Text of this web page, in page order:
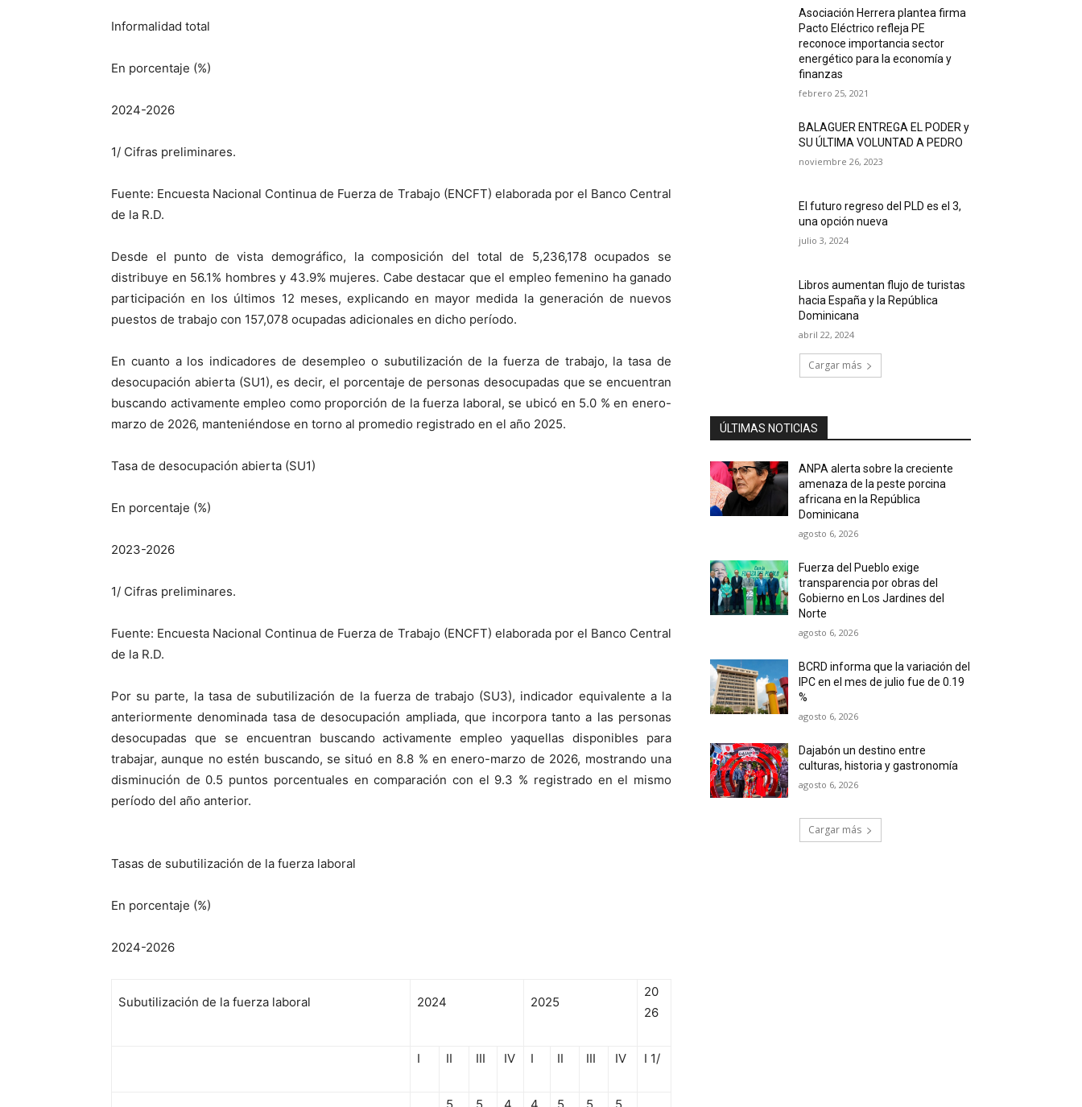
Informalidad total
En porcentaje (%)
2024-2026
1/ Cifras preliminares.
Fuente: Encuesta Nacional Continua de Fuerza de Trabajo (ENCFT) elaborada por el Banco Central
de la R.D.
Desde el punto de vista demográfico, la composición del total de 5,236,178 ocupados se
distribuye en 56.1% hombres y 43.9% mujeres. Cabe destacar que el empleo femenino ha ganado
participación en los últimos 12 meses, explicando en mayor medida la generación de nuevos
puestos de trabajo con 157,078 ocupadas adicionales en dicho período.
En cuanto a los indicadores de desempleo o subutilización de la fuerza de trabajo, la tasa de
desocupación abierta (SU1), es decir, el porcentaje de personas desocupadas que se encuentran
buscando activamente empleo como proporción de la fuerza laboral, se ubicó en 5.0 % en enero-
marzo de 2026, manteniéndose en torno al promedio registrado en el año 2025.
Tasa de desocupación abierta (SU1)
En porcentaje (%)
2023-2026
1/ Cifras preliminares.
Fuente: Encuesta Nacional Continua de Fuerza de Trabajo (ENCFT) elaborada por el Banco Central
de la R.D.
Por su parte, la tasa de subutilización de la fuerza de trabajo (SU3), indicador equivalente a la
anteriormente denominada tasa de desocupación ampliada, que incorpora tanto a las personas
desocupadas que se encuentran buscando activamente empleo yaquellasdisponibles para
trabajar, aunque no estén buscando, se situó en 8.8 % en enero-marzo de 2026, mostrando una
disminución de 0.5 puntos porcentuales en comparación con el 9.3 % registrado en el mismo
período del año anterior.
Tasas de subutilización de la fuerza laboral
En porcentaje (%)
2024-2026
Subutilización de la fuerza laboral 2024 2025
20
26
I II III IV I II III IV I 1/
Asociación Herrera plantea firma
Pacto Eléctrico refleja PE
reconoce importancia sector
energético para la economía y
finanzas
febrero 25, 2021
BALAGUER ENTREGA EL PODER y
SU ÚLTIMA VOLUNTAD A PEDRO
noviembre 26, 2023
El futuro regreso del PLD es el 3,
una opción nueva
julio 3, 2024
Libros aumentan flujo de turistas
hacia España y la República
Dominicana
abril 22, 2024
Cargar más
ÚLTIMAS NOTICIAS
ANPA alerta sobre la creciente
amenaza de la peste porcina
africana en la República
Dominicana
agosto 6, 2026
Fuerza del Pueblo exige
transparencia por obras del
Gobierno en Los Jardines del
Norte
agosto 6, 2026
BCRD informa que la variación del
IPC en el mes de julio fue de 0.19
%
agosto 6, 2026
Dajabón un destino entre
culturas, historia y gastronomía
agosto 6, 2026
Cargar más